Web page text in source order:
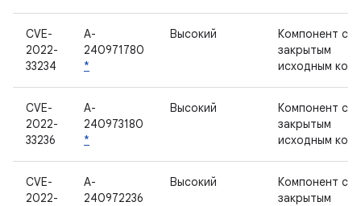
CVE-
2022-
33234
A-
240971780
*
Высокий
Компонент с
закрытым
исходным
CVE-
2022-
33236
A-
240973180
*
Высокий
Компонент с
закрытым
исходным
CVE-
2022-
A-
240972236
Высокий
Компонент с
закрытым